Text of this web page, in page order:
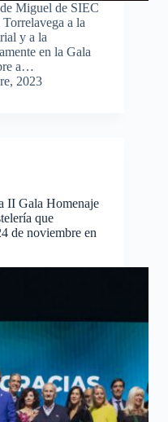
Miguel de SIEC
a la
y a la
en la Gala
a…
2023
II Gala Homenaje
que
de noviembre en